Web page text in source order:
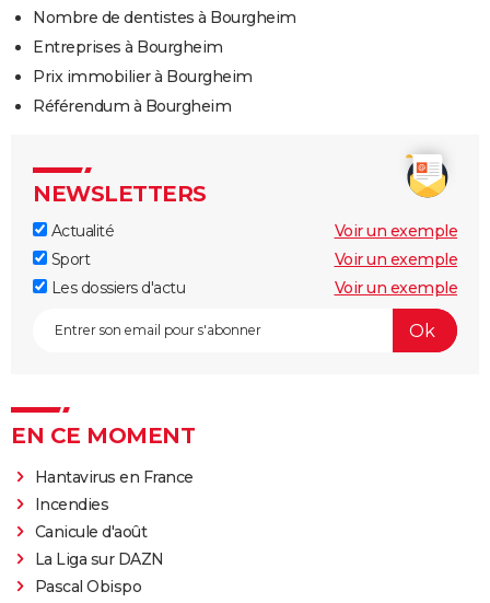
Nombre de dentistes à Bourgheim
Entreprises à Bourgheim
Prix immobilier à Bourgheim
Référendum à Bourgheim
NEWSLETTERS
Actualité
Voir un exemple
Sport
Voir un exemple
Les dossiers d'actu
Voir un exemple
EN CE MOMENT
Hantavirus en France
Incendies
Canicule d'août
La Liga sur DAZN
Pascal Obispo